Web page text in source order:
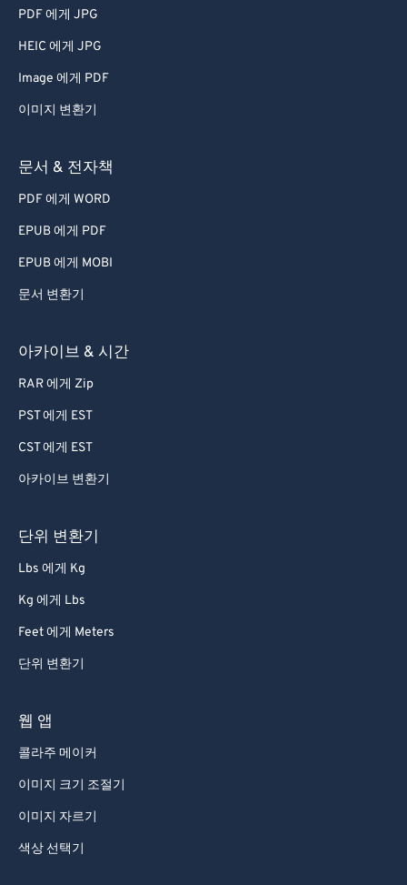
PDF 에게 JPG
HEIC 에게 JPG
Image 에게 PDF
이미지 변환기
문서 & 전자책
PDF 에게 WORD
EPUB 에게 PDF
EPUB 에게 MOBI
문서 변환기
아카이브 & 시간
RAR 에게 Zip
PST 에게 EST
CST 에게 EST
아카이브 변환기
단위 변환기
Lbs 에게 Kg
Kg 에게 Lbs
Feet 에게 Meters
단위 변환기
웹 앱
콜라주 메이커
이미지 크기 조절기
이미지 자르기
색상 선택기